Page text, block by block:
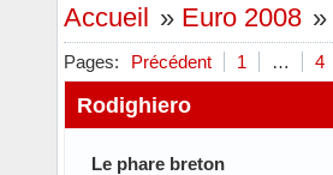
Accueil » Euro 2008 »
Pages: Précédent 1 … 4
Rodighiero
Le phare breton